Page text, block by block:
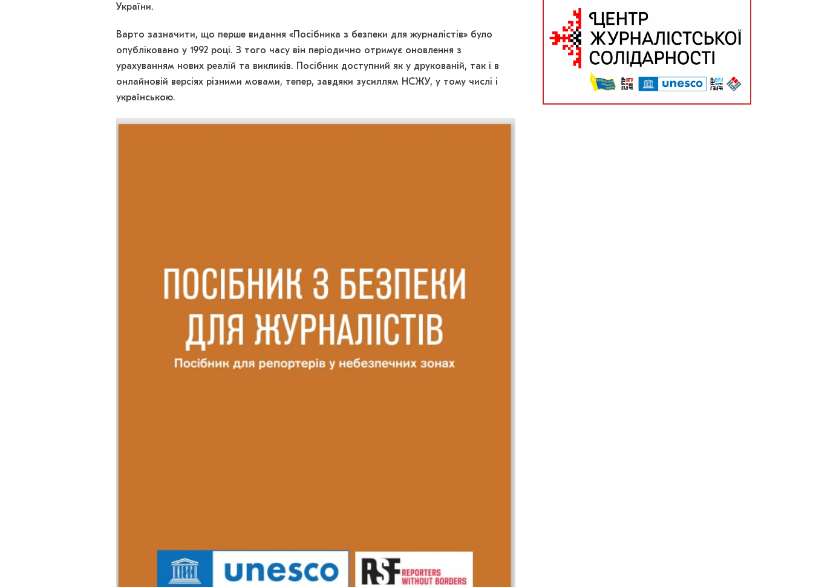
України.
Варто зазначити, що перше видання «Посібника з безпеки для журналістів» було
опубліковано у 1992 році. З того часу він періодично отримує оновлення з
урахуванням нових реалій та викликів. Посібник доступний як у друкованій, так і в
онлайновій версіях різними мовами, тепер, завдяки зусиллям НСЖУ, у тому числі і
українською.